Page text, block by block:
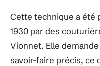
Cette technique a été
1930 par des
Vionnet. Elle
savoir-faire précis, ce